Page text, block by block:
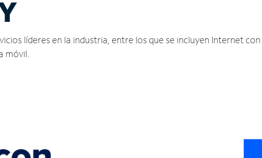
líderes en la industria, entre los que se incluyen Internet
móvil.